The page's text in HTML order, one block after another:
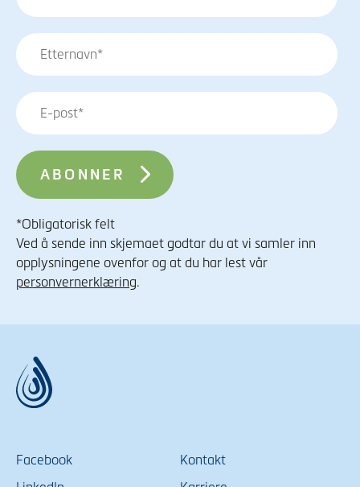
*Obligatorisk felt
Ved å sende inn skjemaet godtar du at vi samler inn
opplysningene ovenfor og at du har lest vår
personvernerklæring.
Facebook
Kontakt